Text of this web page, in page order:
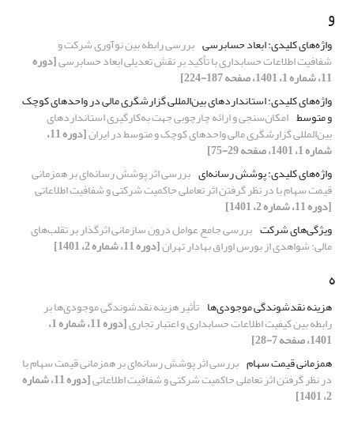
و
واژه‌های کلیدی: ابعاد حسابرسی بررسی رابطه بین نوآوری شرکت و
شفافیت اطلاعات حسابداری با تأکید بر نقش تعدیلی ابعاد حسابرسی[دوره
11، شماره 1، 1401، صفحه 187-224]
واژه‌های کلیدی: استانداردهای بین‌‌المللی گزارشگری مالی در واحدهای کوچک
و متوسط امکان‌‌سنجی و ارائه‌‌ چارچوبی جهت به‌کارگیری استانداردهای
بین‌‌المللی گزارشگری مالی واحدهای کوچک و متوسط در ایران [دوره 11،
شماره 1، 1401، صفحه 29-75]
واژه‌های کلیدی: پوشش رسانه‌ای بررسی اثر پوشش رسانه‌ای بر همزمانی
قیمت‌ سهام با در نظر گرفتن اثر تعاملی حاکمیت شرکتی و شفافیت اطلاعاتی
[دوره 11، شماره 2، 1401]
ویژگی‌‌های شرکت بررسی جامع عوامل درون سازمانی اثرگذار بر تقلب‌های
مالی: شواهدی از بورس اوراق بهادار تهران[دوره 11، شماره 2، 1401]
ه
هزینه نقدشوندگی موجودی‌ها تأثیر هزینه نقدشوندگی موجودی‌ها بر
رابطه بین کیفیت اطلاعات حسابداری و اعتبار تجاری [دوره 11، شماره 1،
1401، صفحه 7-28]
همزمانی قیمت سهام بررسی اثر پوشش رسانه‌ای بر همزمانی قیمت‌ سهام با
در نظر گرفتن اثر تعاملی حاکمیت شرکتی و شفافیت اطلاعاتی [دوره 11، شماره
2، 1401]